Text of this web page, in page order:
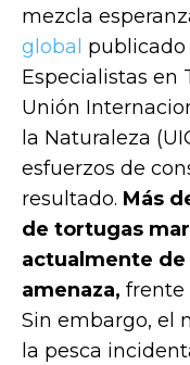
mezcla
global publicado
Especialistas en
Unión
la Naturaleza
esfuerzos de
resultado. Más
de tortugas
actualmente
amenaza, frente
Sin embargo, el
la pesca